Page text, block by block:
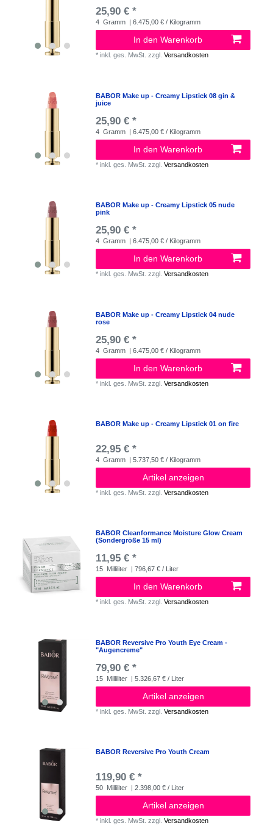
25,90 € *
4 Gramm | 6.475,00 € / Kilogramm
In den Warenkorb
*inkl. ges. MwSt. zzgl.Versandkosten
BABOR Make up - Creamy Lipstick 08 gin &
juice
25,90 € *
4 Gramm | 6.475,00 € / Kilogramm
In den Warenkorb
*inkl. ges. MwSt. zzgl.Versandkosten
BABOR Make up - Creamy Lipstick 05 nude
pink
25,90 € *
4 Gramm | 6.475,00 € / Kilogramm
In den Warenkorb
*inkl. ges. MwSt. zzgl.Versandkosten
BABOR Make up - Creamy Lipstick 04 nude
rose
25,90 € *
4 Gramm | 6.475,00 € / Kilogramm
In den Warenkorb
*inkl. ges. MwSt. zzgl.Versandkosten
BABOR Make up - Creamy Lipstick 01 on fire
22,95 € *
4 Gramm | 5.737,50 € / Kilogramm
Artikel anzeigen
*inkl. ges. MwSt. zzgl.Versandkosten
BABOR Cleanformance Moisture Glow Cream
(Sondergröße 15 ml)
11,95 € *
15 Milliliter | 796,67 € / Liter
In den Warenkorb
*inkl. ges. MwSt. zzgl.Versandkosten
BABOR Reversive Pro Youth Eye Cream -
"Augencreme"
79,90 € *
15 Milliliter | 5.326,67 € / Liter
Artikel anzeigen
*inkl. ges. MwSt. zzgl.Versandkosten
BABOR Reversive Pro Youth Cream
119,90 € *
50 Milliliter | 2.398,00 € / Liter
Artikel anzeigen
*inkl. ges. MwSt. zzgl.Versandkosten